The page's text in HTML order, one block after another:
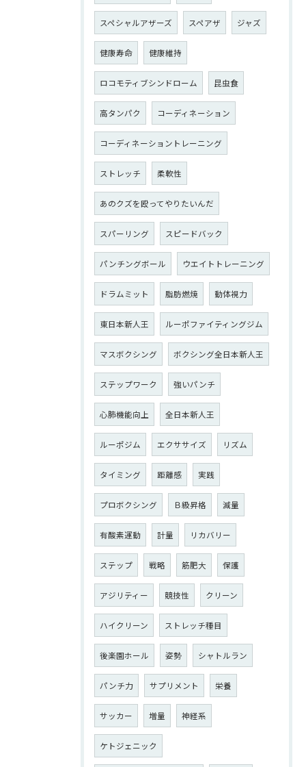
スペシャルアザーズ スペアザ ジャズ
健康寿命 健康維持
ロコモティブシンドローム 昆虫食
高タンパク コーディネーション
コーディネーショントレーニング
ストレッチ 柔軟性
あのクズを殴ってやりたいんだ
スパーリング スピードバック
パンチングボール ウエイトトレーニング
ドラムミット 脂肪燃焼 動体視力
東日本新人王 ルーポファイティングジム
マスボクシング ボクシング全日本新人王
ステップワーク 強いパンチ
心肺機能向上 全日本新人王
ルーポジム エクササイズ リズム
タイミング 距離感 実践
プロボクシング Ｂ級昇格 減量
有酸素運動 計量 リカバリー
ステップ 戦略 筋肥大 保護
アジリティー 競技性 クリーン
ハイクリーン ストレッチ種目
後楽園ホール 姿勢 シャトルラン
パンチ力 サプリメント 栄養
サッカー 増量 神経系
ケトジェニック